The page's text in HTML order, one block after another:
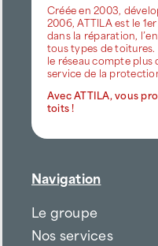
Créée en 2003,
2006, ATTILA est le
dans la réparation,
tous types de toitures.
le réseau compte plus
service de la
Avec ATTILA, vous
toits !
Navigation
Le groupe
Nos services